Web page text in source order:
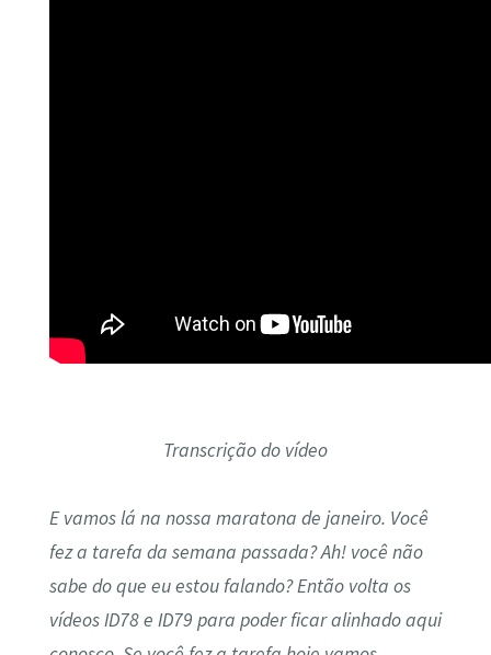
Transcrição do vídeo
E vamos lá na nossa maratona de janeiro. Você
fez a tarefa da semana passada? Ah! você não
sabe do que eu estou falando? Então volta os
vídeos ID78 e ID79 para poder ficar alinhado aqui